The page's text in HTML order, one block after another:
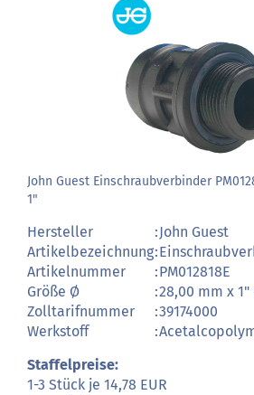
John Guest Einschraubverbinder
1"
Hersteller :John Guest
Artikelbezeichnung:
Artikelnummer
:PM012818E
Größe Ø
:28,00 mm x 1"
Zolltarifnummer
:39174000
Werkstoff
:
Staffelpreise:
1-3 Stück je 14,78 EUR